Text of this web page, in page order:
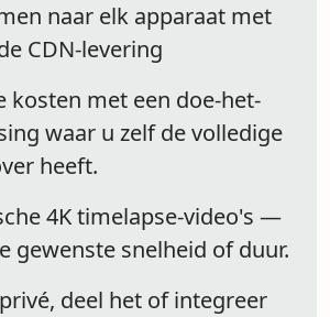
naar elk apparaat met
CDN-levering
kosten met een doe-het-
waar u zelf de volledige
heeft.
4K timelapse-video's —
gewenste snelheid of duur.
deel het of integreer